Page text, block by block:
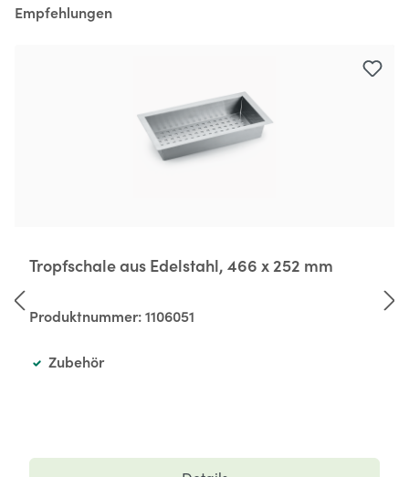
Empfehlungen
Tropfschale aus Edelstahl, 466 x 252 mm
Produktnummer:1106051
Zubehör